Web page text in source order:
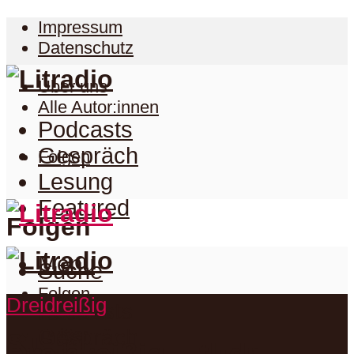
Impressum
Datenschutz
Über uns
Alle Autor:innen
Folgen
Folgen
Folgen
Facebook
Podcasts
Gespräch
Lesung
Featured
Menu
Suche
Podcasts
Dreidreißig